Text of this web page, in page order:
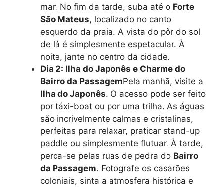
mar. No fim da tarde, suba até o Forte
São Mateus, localizado no canto
esquerdo da praia. A vista do pôr do sol
de lá é simplesmente espetacular. À
noite, jante no centro da cidade.
Dia 2: Ilha do Japonês e Charme do
Bairro da PassagemPela manhã, visite a
Ilha do Japonês. O acesso pode ser feito
por táxi-boat ou por uma trilha. As águas
são incrivelmente calmas e cristalinas,
perfeitas para relaxar, praticar stand-up
paddle ou simplesmente flutuar. À tarde,
perca-se pelas ruas de pedra do Bairro
da Passagem. Fotografe os casarões
coloniais, sinta a atmosfera histórica e